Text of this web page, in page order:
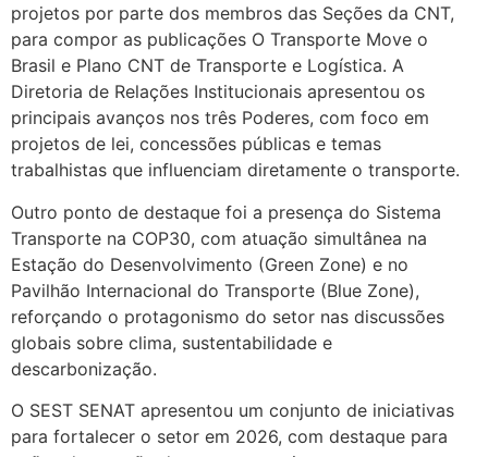
projetos por parte dos membros das Seções da CNT,
para compor as publicações O Transporte Move o
Brasil e Plano CNT de Transporte e Logística. A
Diretoria de Relações Institucionais apresentou os
principais avanços nos três Poderes, com foco em
projetos de lei, concessões públicas e temas
trabalhistas que influenciam diretamente o transporte.
Outro ponto de destaque foi a presença do Sistema
Transporte na COP30, com atuação simultânea na
Estação do Desenvolvimento (Green Zone) e no
Pavilhão Internacional do Transporte (Blue Zone),
reforçando o protagonismo do setor nas discussões
globais sobre clima, sustentabilidade e
descarbonização.
O SEST SENAT apresentou um conjunto de iniciativas
para fortalecer o setor em 2026, com destaque para